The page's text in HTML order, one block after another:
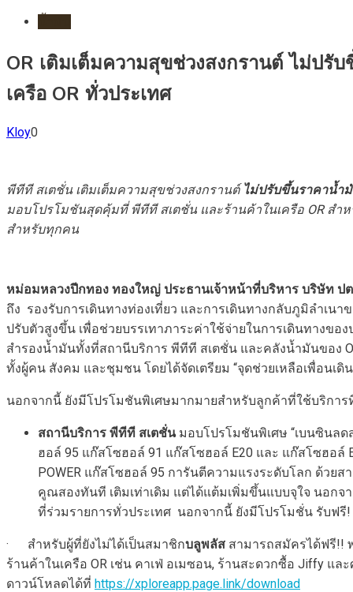
OR เติมเต็มความสุขช่วงสงกรานต์ ไม่ป
เครือ OR ทั่วประเทศ
Kloy0
พีทีที สเตชั่น เติมเต็มความสุขช่วงสงกรานต์ ไม่ปรับขึ้นราคาน้ำ
มอบโปรโมชันสุดคุ้มที่ พีทีที สเตชั่น และร้านค้าในเครือ OR สำ
สำหรับทุกคน
หม่อมหลวงปีกทอง ทองใหญ่ ประธานเจ้าหน้าที่บริหาร บริษัท
ถึง รองรับการเดินทางท่องเที่ยว และการเดินทางกลับภูมิลำเ
ปรับตัวสูงขึ้น เพื่อช่วยบรรเทาภาระค่าใช้จ่ายในการเดินทางข
สำรองน้ำมันทั้งที่สถานีบริการ พีทีที สเตชั่น และคลังน้ำมันของ
ทั้งผู้คน สังคม และชุมชน โดยได้จัดเตรียม “จุดช่วยเหลือเพื่อนเ
นอกจากนี้ ยังมีโปรโมชันพิเศษมากมายสำหรับลูกค้าที่ใช้บริการ
สถานีบริการ พีทีที สเตชั่นมอบโปรโมชันพิเศษ “เบนซินลด
ฮอล์ 95 แก๊สโซฮอล์ 91 แก๊สโซฮอล์ E20 และ แก๊สโซฮอล์
POWER แก๊สโซฮอล์ 95 การันตีความแรงระดับโลก ด้วย
คูณสองทันที เติมเท่าเดิม แต่ได้แต้มเพิ่มขึ้นแบบจุใจ นอกจ
ที่ร่วมรายการทั่วประเทศ นอกจากนี้ ยังมีโปรโมชั่น รับฟรี
· สำหรับผู้ที่ยังไม่ได้เป็นสมาชิกบลูพลัส สามารถสมัครได้ฟรี!!
ร้านค้าในเครือ OR เช่น คาเฟ่ อเมซอน, ร้านสะดวกซื้อ Jiffy แ
ดาวน์โหลดได้ที่ https://xploreapp.page.link/download